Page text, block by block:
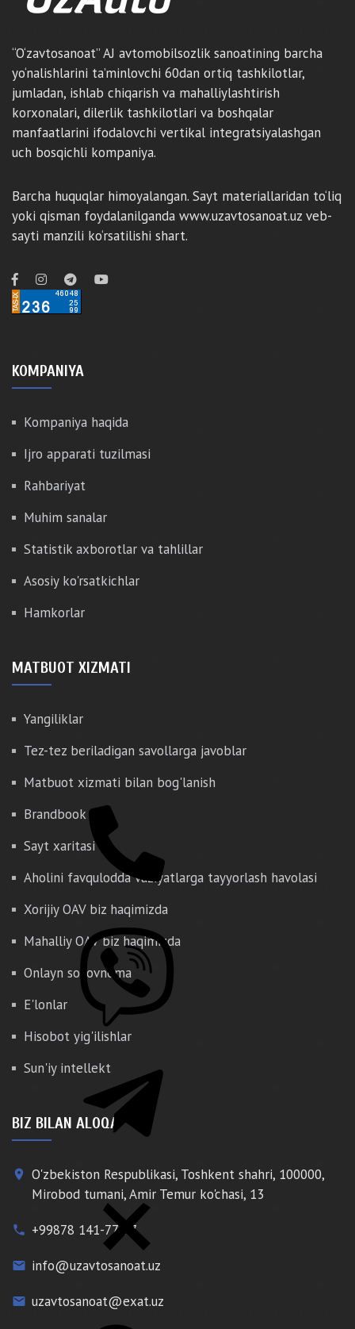
“O‘zavtosanoat” AJ avtomobilsozlik sanoatining barcha
yo‘nalishlarini ta’minlovchi 60dan ortiq tashkilotlar,
jumladan, ishlab chiqarish va mahalliylashtirish
korxonalari, dilerlik tashkilotlari va boshqalar
manfaatlarini ifodalovchi vertikal integratsiyalashgan
uch bosqichli kompaniya.
Barcha huquqlar himoyalangan. Sayt materiallaridan to‘liq
yoki qisman foydalanilganda www.uzavtosanoat.uz veb-
sayti manzili ko‘rsatilishi shart.
KOMPANIYA
Kompaniya haqida
Ijro apparati tuzilmasi
Rahbariyat
Muhim sanalar
Statistik axborotlar va tahlillar
Asosiy ko'rsatkichlar
Hamkorlar
MATBUOT XIZMATI
Yangiliklar
Tez-tez beriladigan savollarga javoblar
Matbuot xizmati bilan bog'lanish
Brandbook
Sayt xaritasi
Aholini favqulodda vaziyatlarga tayyorlash havolasi
Xorijiy OAV biz haqimizda
Mahalliy OAV biz haqimizda
Onlayn so'rovnoma
E'lonlar
Hisobot yig'ilishlar
Sun'iy intellekt
BIZ BILAN ALOQA
place O'zbekiston Respublikasi, Toshkent shahri, 100000,
Mirobod tumani, Amir Temur ko'chasi, 13
phone +99878 141-77-77
email info@uzavtosanoat.uz
email uzavtosanoat@exat.uz